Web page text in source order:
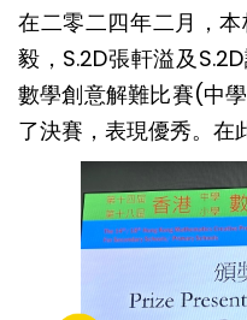
在二零二四年二月，本
毅，S.2D張軒溢及
數學創意解難比賽(中
了決賽，表現優秀。在